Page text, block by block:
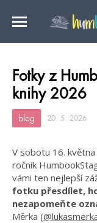
Fotky z
knihy 2026
blog 20. 5. 2026
V sobotu 16.
ročník
vámi ten nejlepší
fotku přesdílet,
nezapomeňte
Měrka (